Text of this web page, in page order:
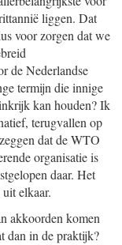
liggen. Dat
voor zorgen dat we
de Nederlandse
termijn die innige
kan houden? Ik
terugvallen op
dat de WTO
organisatie is
daar. Het
elkaar.
akkoorden komen
dan in de praktijk?